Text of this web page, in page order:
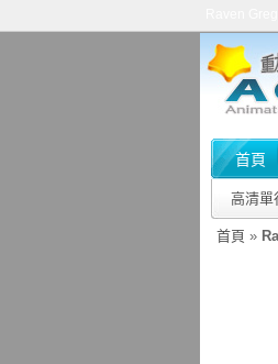
首頁
高清單
首頁 »